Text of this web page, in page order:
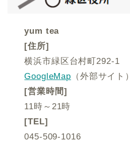
yum tea
[住所]
横浜市緑区台村町292-1
GoogleMap （外部サイト）
[営業時間]
11時～21時
[TEL]
045-509-1016